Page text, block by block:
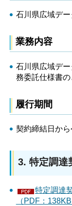
石川県広域デ
業務内容
石川県広域デ
務委託仕様書の
履行期間
契約締結日か
3. 特定調達
特定調達
（PDF：138KB